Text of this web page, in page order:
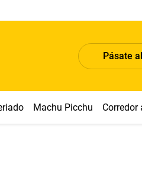
Pásate
Machu Picchu Corredor